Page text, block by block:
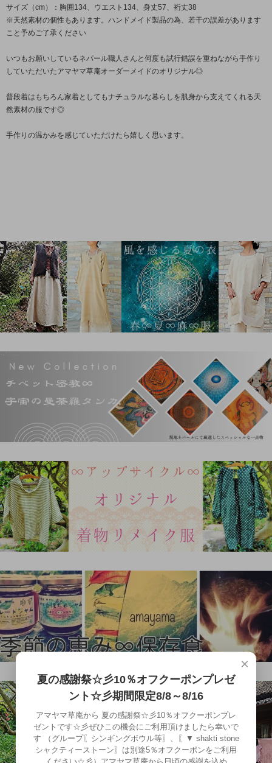
サイズ（cm）：胸囲134、ウエスト134、身丈57、裄丈38
※天然素材の個性もあります。ハンドメイド製品の為、若干の誤差があります
こと予めご了承ください
いつもお願いしているネパール職人さんと何度も試行錯誤を重ねながら手作り
していただいたアマヤマ草庵オーダーメイドのオリジナル◎
普段着はもちろん家着としてもナチュラルな暮らしを肌身から支えてくれる天
然素材の服です◎
手作りの温かみを感じていただけたら嬉しく思います。
×
夏の感謝祭☆彡10％オフクーポンプレゼ
ント☆彡期間限定8/8～8/16
アマヤマ草庵から 夏の感謝祭☆彡10％オフクーポンプレ
ゼントです☆彡ぜひこの機会にご利用頂けましたら幸いで
す （グループ〖シンギングボウル等〗、〖▼ shakti stone
シャクティーストーン〗は別途5％オフクーポンをご利用
ください☆彡）アマヤマ草庵から日頃の感謝を込め